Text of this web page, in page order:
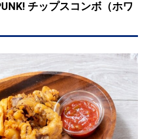
チップスコンボ（ホワ